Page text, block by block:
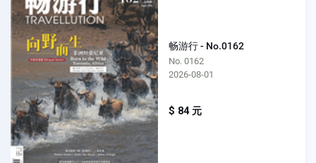
畅游行 - No.0162
No. 0162
2026-08-01
$ 84 元